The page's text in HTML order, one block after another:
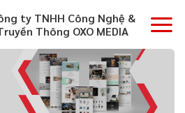
ty TNHH Công Nghệ &
Thông OXO MEDIA